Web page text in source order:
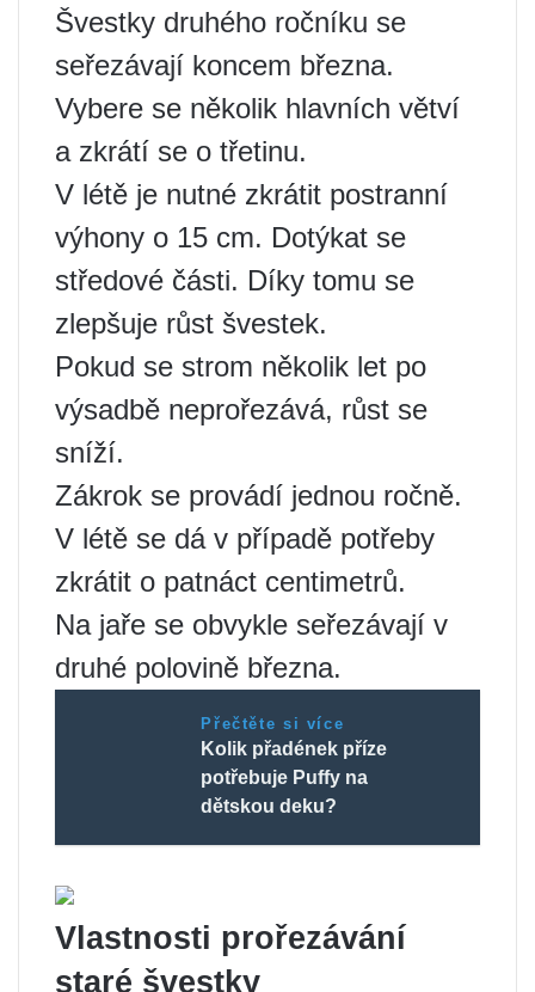
Švestky druhého ročníku se
seřezávají koncem března.
Vybere se několik hlavních větví
a zkrátí se o třetinu.
V létě je nutné zkrátit postranní
výhony o 15 cm. Dotýkat se
středové části. Díky tomu se
zlepšuje růst švestek.
Pokud se strom několik let po
výsadbě neprořezává, růst se
sníží.
Zákrok se provádí jednou ročně.
V létě se dá v případě potřeby
zkrátit o patnáct centimetrů.
Na jaře se obvykle seřezávají v
druhé polovině března.
Přečtěte si více
Kolik přadének příze
potřebuje Puffy na
dětskou deku?
Vlastnosti prořezávání
staré švestky